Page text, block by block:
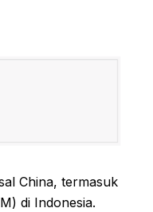
China, termasuk
di Indonesia.